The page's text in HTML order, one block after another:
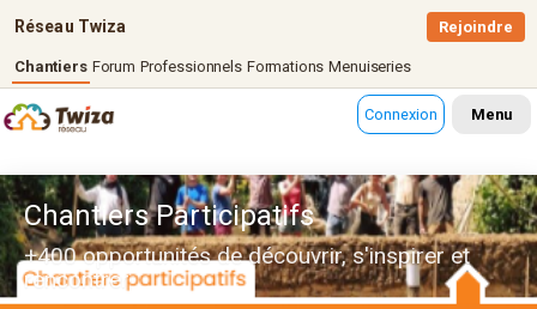
Réseau Twiza
Chantiers Forum Professionnels Formations Menuiseries
Rejoindre
Connexion Menu
Chantiers Participatifs
+400 opportunités de découvrir, s'inspirer et
rencontrer